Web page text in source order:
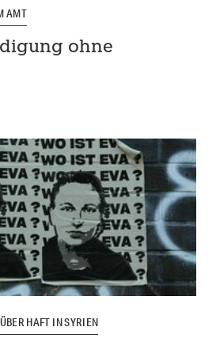
AMT
ohne
HAFT IN SYRIEN